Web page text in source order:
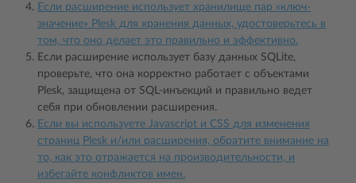
Если расширение использует хранилище пар «ключ-
значение» Plesk для хранения данных, удостоверьтесь в
том, что оно делает это правильно и эффективно.
Если расширение использует базу данных SQLite,
проверьте, что она корректно работает с объектами
Plesk, защищена от SQL-инъекций и правильно ведет
себя при обновлении расширения.
Если вы используете Javascript и CSS для изменения
страниц Plesk и/или расширения, обратите внимание на
то, как это отражается на производительности, и
избегайте конфликтов имен.